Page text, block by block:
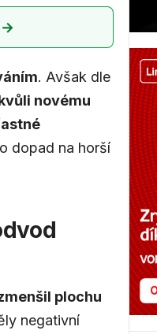
→
. Avšak dle
novému
dopad na horší
plochu
negativní